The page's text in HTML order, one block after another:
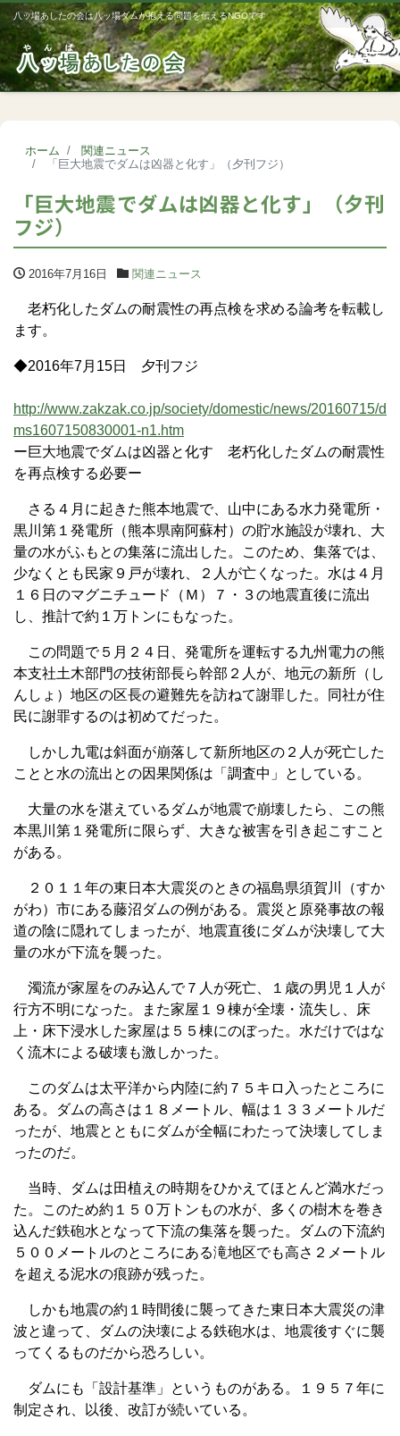
八ッ場あしたの会は八ッ場ダムが抱える問題を伝えるNGOです
ホーム
関連ニュース
「巨大地震でダムは凶器と化す」（夕刊フジ）
「巨大地震でダムは凶器と化す」（夕刊
フジ）
2016年7月16日 関連ニュース
老朽化したダムの耐震性の再点検を求める論考を転載し
ます。
◆2016年7月15日 夕刊フジ
http://www.zakzak.co.jp/society/domestic/news/20160715/d
ms1607150830001-n1.htm
ー巨大地震でダムは凶器と化す 老朽化したダムの耐震性
を再点検する必要ー
さる４月に起きた熊本地震で、山中にある水力発電所・
黒川第１発電所（熊本県南阿蘇村）の貯水施設が壊れ、大
量の水がふもとの集落に流出した。このため、集落では、
少なくとも民家９戸が壊れ、２人が亡くなった。水は４月
１６日のマグニチュード（Ｍ）７・３の地震直後に流出
し、推計で約１万トンにもなった。
この問題で５月２４日、発電所を運転する九州電力の熊
本支社土木部門の技術部長ら幹部２人が、地元の新所（し
んしょ）地区の区長の避難先を訪ねて謝罪した。同社が住
民に謝罪するのは初めてだった。
しかし九電は斜面が崩落して新所地区の２人が死亡した
ことと水の流出との因果関係は「調査中」としている。
大量の水を湛えているダムが地震で崩壊したら、この熊
本黒川第１発電所に限らず、大きな被害を引き起こすこと
がある。
２０１１年の東日本大震災のときの福島県須賀川（すか
がわ）市にある藤沼ダムの例がある。震災と原発事故の報
道の陰に隠れてしまったが、地震直後にダムが決壊して大
量の水が下流を襲った。
濁流が家屋をのみ込んで７人が死亡、１歳の男児１人が
行方不明になった。また家屋１９棟が全壊・流失し、床
上・床下浸水した家屋は５５棟にのぼった。水だけではな
く流木による破壊も激しかった。
このダムは太平洋から内陸に約７５キロ入ったところに
ある。ダムの高さは１８メートル、幅は１３３メートルだ
ったが、地震とともにダムが全幅にわたって決壊してしま
ったのだ。
当時、ダムは田植えの時期をひかえてほとんど満水だっ
た。このため約１５０万トンもの水が、多くの樹木を巻き
込んだ鉄砲水となって下流の集落を襲った。ダムの下流約
５００メートルのところにある滝地区でも高さ２メートル
を超える泥水の痕跡が残った。
しかも地震の約１時間後に襲ってきた東日本大震災の津
波と違って、ダムの決壊による鉄砲水は、地震後すぐに襲
ってくるものだから恐ろしい。
ダムにも「設計基準」というものがある。１９５７年に
制定され、以後、改訂が続いている。